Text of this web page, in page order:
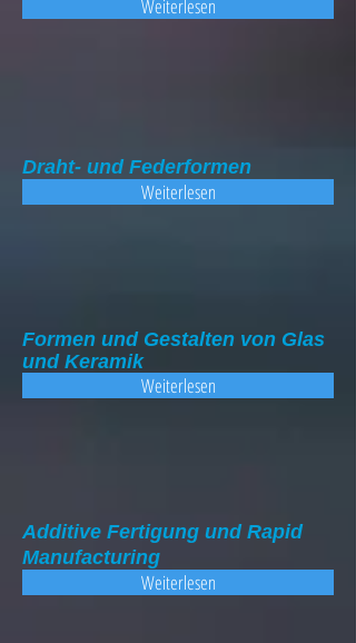
Weiterlesen
Draht- und Federformen
Weiterlesen
Formen und Gestalten von Glas
und Keramik
Weiterlesen
Additive Fertigung und Rapid
Manufacturing
Weiterlesen